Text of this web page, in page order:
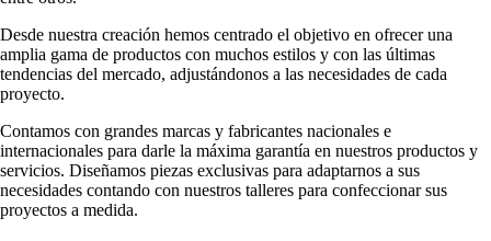
Desde nuestra creación hemos centrado el objetivo en ofrecer una
amplia gama de productos con muchos estilos y con las últimas
tendencias del mercado, adjustándonos a las necesidades de cada
proyecto.
Contamos con grandes marcas y fabricantes nacionales e
internacionales para darle la máxima garantía en nuestros productos y
servicios. Diseñamos piezas exclusivas para adaptarnos a sus
necesidades contando con nuestros talleres para confeccionar sus
proyectos a medida.